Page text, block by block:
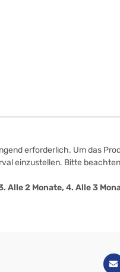
erforderlich. Um das
einzustellen. Bitte
Alle 2 Monate, 4. Alle 3